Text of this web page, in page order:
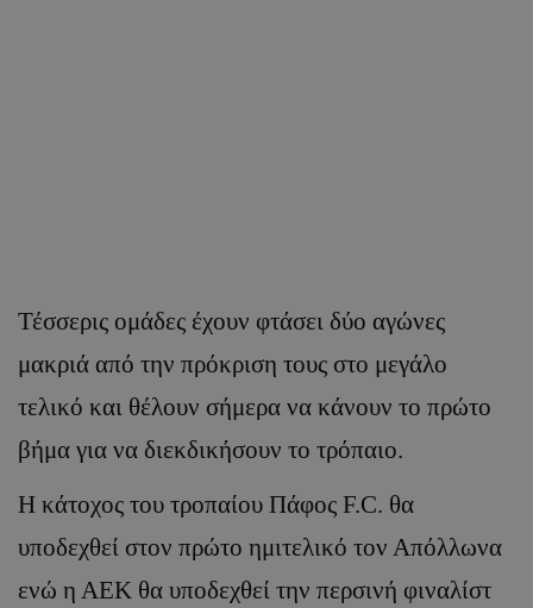
Τέσσερις ομάδες έχουν φτάσει δύο αγώνες
μακριά από την πρόκριση τους στο μεγάλο
τελικό και θέλουν σήμερα να κάνουν το πρώτο
βήμα για να διεκδικήσουν το τρόπαιο.
Η κάτοχος του τροπαίου Πάφος F.C. θα
υποδεχθεί στον πρώτο ημιτελικό τον Απόλλωνα
ενώ η ΑΕΚ θα υποδεχθεί την περσινή φιναλίστ